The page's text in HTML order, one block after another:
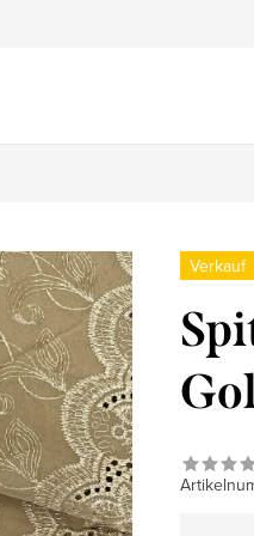
Verkauf